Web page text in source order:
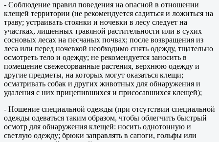
- Соблюдение правил поведения на опасной в отношении
клещей территории (не рекомендуется садиться и ложиться на
траву; устраивать стоянки и ночевки в лесу следует на
участках, лишенных травяной растительности или в сухих
сосновых лесах на песчаных почвах; после возвращения из
леса или перед ночевкой необходимо снять одежду, тщательно
осмотреть тело и одежду; не рекомендуется заносить в
помещение свежесорванные растения, верхнюю одежду и
другие предметы, на которых могут оказаться клещи;
осматривать собак и других животных для обнаружения и
удаления с них прицепившихся и присосавшихся клещей);
- Ношение специальной одежды (при отсутствии специальной
одежды одеваться таким образом, чтобы облегчить быстрый
осмотр для обнаружения клещей: носить однотонную и
светлую одежду; брюки заправлять в сапоги, гольфы или